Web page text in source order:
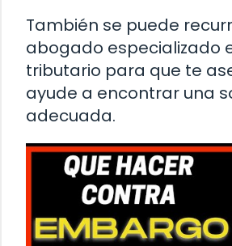
También se puede
abogado especializado
tributario para que te
ayude a encontrar una
adecuada.